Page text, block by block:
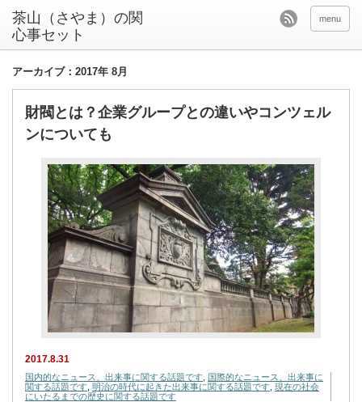
茶山（さやま）の関
心事セット
menu
アーカイブ：2017年 8月
財閥とは？企業グループとの違いやコンツェル
ンについても
2017.8.31
国内的なニュース、出来事に関する話題です, 国際的なニュース、出来事に
関する話題です, 明治の時代に起きた出来事に関する話題です, 現在の社会
にいたるまでの歴史に関する話題です